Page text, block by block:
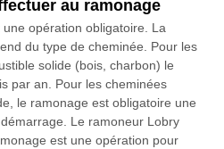
au ramonage
opération obligatoire. La
du type de cheminée. Pour les
solide (bois, charbon) le
par an. Pour les cheminées
le ramonage est obligatoire une
Le ramoneur Lobry
est une opération pour